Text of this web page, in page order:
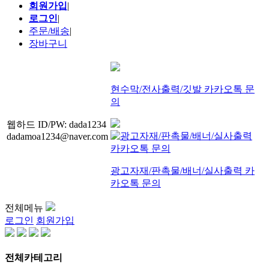
회원가입|
로그인|
주문/배송|
장바구니
웹하드 ID/PW: dada1234
dadamoa1234@naver.com
현수막/전사출력/깃발 카카오톡 문
의
광고자재/판촉물/배너/실사출력 카
카오톡 문의
전체메뉴
로그인 회원가입
전체카테고리